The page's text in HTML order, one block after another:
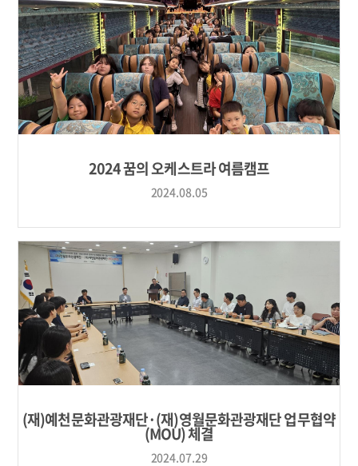
2024 꿈의 오케스트라 여름캠프
2024.08.05
(재)예천문화관광재단·(재)영월문화관광재단 업무협약
(MOU) 체결
2024.07.29